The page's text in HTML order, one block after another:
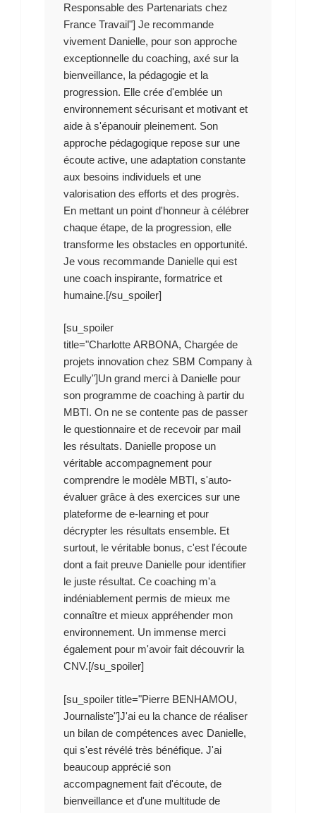
Responsable des Partenariats chez
France Travail"] Je recommande
vivement Danielle, pour son approche
exceptionnelle du coaching, axé sur la
bienveillance, la pédagogie et la
progression. Elle crée d'emblée un
environnement sécurisant et motivant et
aide à s'épanouir pleinement. Son
approche pédagogique repose sur une
écoute active, une adaptation constante
aux besoins individuels et une
valorisation des efforts et des progrès.
En mettant un point d'honneur à célébrer
chaque étape, de la progression, elle
transforme les obstacles en opportunité.
Je vous recommande Danielle qui est
une coach inspirante, formatrice et
humaine.[/su_spoiler]
[su_spoiler
title="Charlotte ARBONA, Chargée de
projets innovation chez SBM Company à
Ecully"]Un grand merci à Danielle pour
son programme de coaching à partir du
MBTI. On ne se contente pas de passer
le questionnaire et de recevoir par mail
les résultats. Danielle propose un
véritable accompagnement pour
comprendre le modèle MBTI, s'auto-
évaluer grâce à des exercices sur une
plateforme de e-learning et pour
décrypter les résultats ensemble. Et
surtout, le véritable bonus, c'est l'écoute
dont a fait preuve Danielle pour identifier
le juste résultat. Ce coaching m'a
indéniablement permis de mieux me
connaître et mieux appréhender mon
environnement. Un immense merci
également pour m'avoir fait découvrir la
CNV.[/su_spoiler]
[su_spoiler title="Pierre BENHAMOU,
Journaliste"]J'ai eu la chance de réaliser
un bilan de compétences avec Danielle,
qui s'est révélé très bénéfique. J'ai
beaucoup apprécié son
accompagnement fait d'écoute, de
bienveillance et d'une multitude de